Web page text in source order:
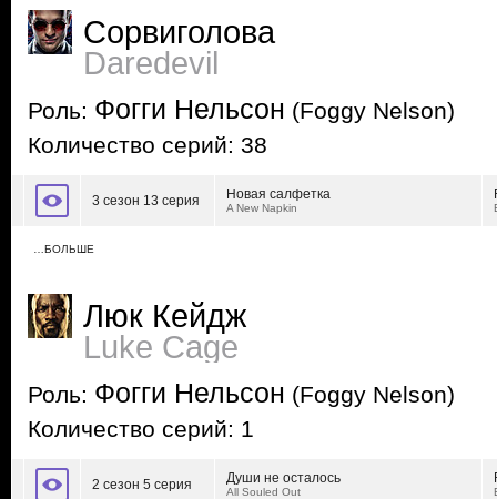
Сорвиголова
Daredevil
Роль: Фогги Нельсон (Foggy Nelson)
Количество серий: 38
3 сезон 13 серия Новая салфетка
A New Napkin
…БОЛЬШЕ
Люк Кейдж
Luke Cage
Роль: Фогги Нельсон (Foggy Nelson)
Количество серий: 1
2 сезон 5 серия Души не осталось
All Souled Out